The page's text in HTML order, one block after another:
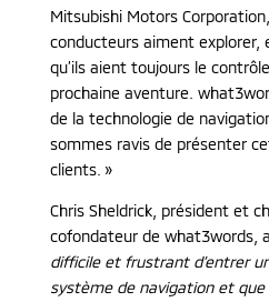
Mitsubishi Motors
conducteurs aiment
qu’ils aient toujours le
prochaine aventure.
de la technologie de
sommes ravis de présenter
clients. »
Chris Sheldrick, président et
cofondateur de what3words,
difficile et frustrant d’entrer
système de navigation et